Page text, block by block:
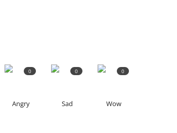
Angry
0
Sad
0
Wow
0